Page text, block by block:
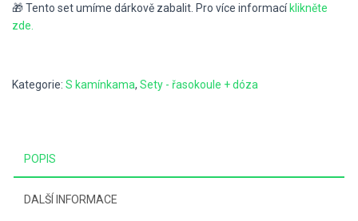
🎁 Tento set umíme dárkově zabalit. Pro více informací klikněte
zde.
Kategorie: S kamínkama, Sety - řasokoule + dóza
POPIS
DALŠÍ INFORMACE